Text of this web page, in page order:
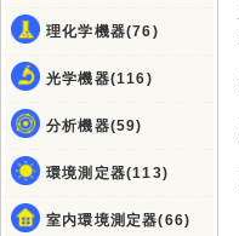
理化学機器(76)
光学機器(116)
分析機器(59)
環境測定器(113)
室内環境測定器(66)